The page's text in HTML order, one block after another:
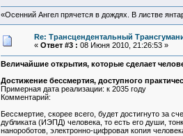
«Осенний Ангел прячется в дождях. В листве
Re: Трансцендентальный
« Ответ #3 : 08 Июня 2010, 21:26:53 »
Величайшие открытия, которые сделает
Достижение бессмертия, доступного
Примерная дата реализации: к 2035 году
Комментарий:
Бессмертие, скорее всего, будет достигнуто за
дубликата (ИЭПД) человека, то есть его души,
нанороботов, электронно-цифровая копия